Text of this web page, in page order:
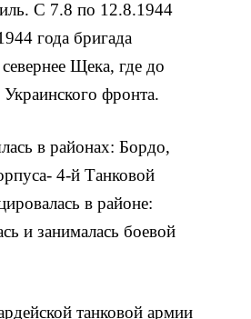
С 7.8 по 12.8.1944
года бригада
Щека, где до
Украинского фронта.
в районах: Бордо,
4-й Танковой
в районе:
и занималась боевой
танковой армии